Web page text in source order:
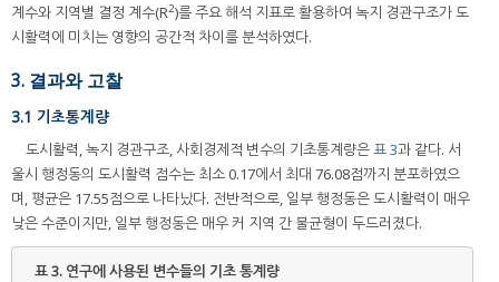
계수와 지역별 결정 계수(R2)를 주요 해석 지표로 활용하여 녹지 경관구조가 도
시활력에 미치는 영향의 공간적 차이를 분석하였다.
3. 결과와 고찰
3.1 기초통계량
도시활력, 녹지 경관구조, 사회경제적 변수의 기초통계량은표 3과 같다. 서
울시 행정동의 도시활력 점수는 최소 0.17에서 최대 76.08점까지 분포하였으
며, 평균은 17.55점으로 나타났다. 전반적으로, 일부 행정동은 도시활력이 매우
낮은 수준이지만, 일부 행정동은 매우 커 지역 간 불균형이 두드러졌다.
표 3. 연구에 사용된 변수들의 기초 통계량